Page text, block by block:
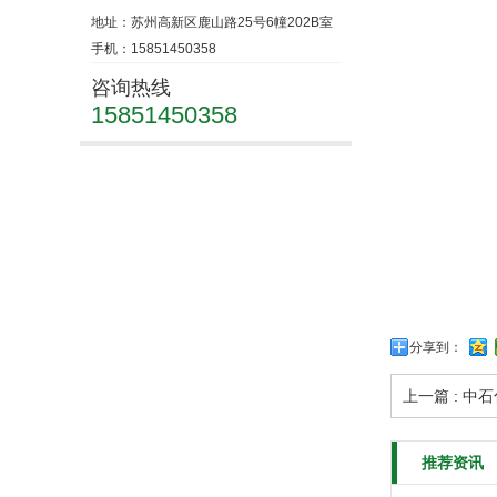
地址：苏州高新区鹿山路25号6幢202B室
手机：15851450358
咨询热线
15851450358
分享到：
上一篇 : 中
推荐资讯